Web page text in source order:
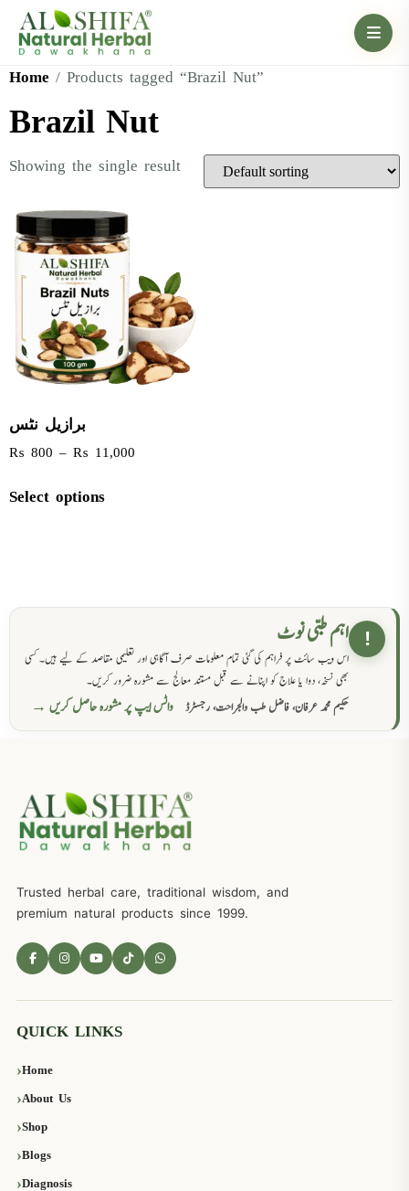
Home / Products tagged “Brazil Nut”
Brazil Nut
Showing the single result
برازیل نٹس
₨ 800 – ₨ 11,000
Select options
! اہم طبی نوٹ
اس ویب سائٹ پر فراہم کی گئی تمام معلومات صرف آگاہی اور تعلیمی مقاصد کے لیے ہیں۔ کسی
بھی نسخہ، دوا یا علاج کو اپنانے سے قبل مستند معالج سے مشورہ ضرور کریں۔
حکیم محمد عرفان، فاضل طب والجراحت، رجسٹرڈ
واٹس ایپ پر مشورہ حاصل کریں →
Trusted herbal care, traditional wisdom, and
premium natural products since 1999.
QUICK LINKS
Home
About Us
Shop
Blogs
Diagnosis